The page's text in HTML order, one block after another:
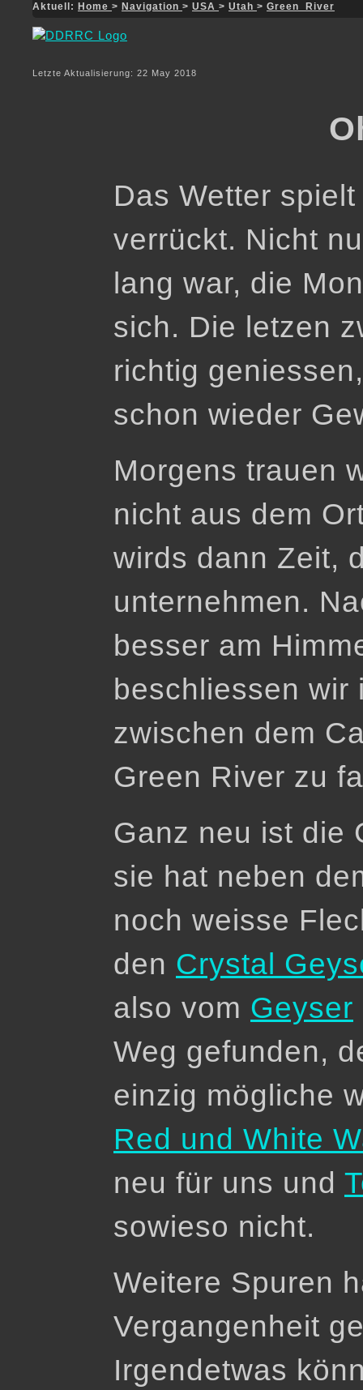
Aktuell: Home > Navigation > USA > Utah > Green_River
Letzte Aktualisierung: 22 May 2018
Das Wetter
verrückt. Nicht
lang war, die
sich. Die letzen
richtig
schon wieder
Morgens trauen
nicht aus dem
wirds dann Zeit,
unternehmen.
besser am
beschliessen wir
zwischen dem
Green River zu
Ganz neu ist die
sie hat neben
noch weisse
den Crystal
also vom Geyser
Weg gefunden,
einzig mögliche
Red und White
neu für uns und
sowieso nicht.
Weitere Spuren
Vergangenheit
Irgendetwas